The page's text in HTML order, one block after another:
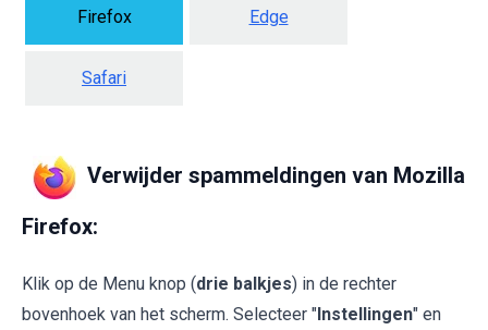
Firefox Edge
Safari
Verwijder spammeldingen van Mozilla
Firefox:
Klik op de Menu knop (drie balkjes) in de rechter
bovenhoek van het scherm. Selecteer "Instellingen" en